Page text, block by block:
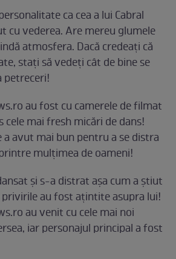
ca cea a lui Cabral
cu vederea. Are mereu glumele
atmosfera. Dacă credeați că
stați să vedeți cât de bine se
petreceri!
au fost cu camerele de filmat
cele mai fresh micări de dans!
a avut mai bun pentru a se distra
mulțimea de oameni!
și s-a distrat așa cum a știut
privirile au fost ațintite asupra lui!
au venit cu cele mai noi
iar personajul principal a fost